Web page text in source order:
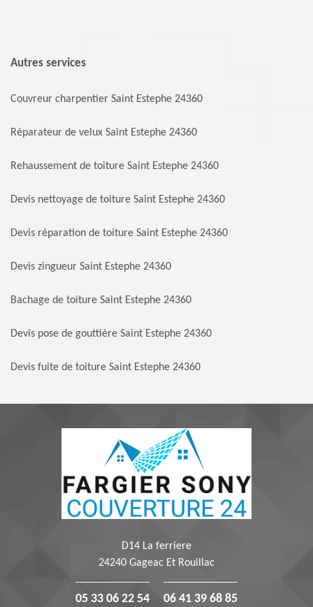
Autres services
Couvreur charpentier Saint Estephe 24360
Réparateur de velux Saint Estephe 24360
Rehaussement de toiture Saint Estephe 24360
Devis nettoyage de toiture Saint Estephe 24360
Devis réparation de toiture Saint Estephe 24360
Devis zingueur Saint Estephe 24360
Bachage de toiture Saint Estephe 24360
Devis pose de gouttière Saint Estephe 24360
Devis fuite de toiture Saint Estephe 24360
D14 La ferriere
24240 Gageac Et Rouillac
05 33 06 22 54 06 41 39 68 85